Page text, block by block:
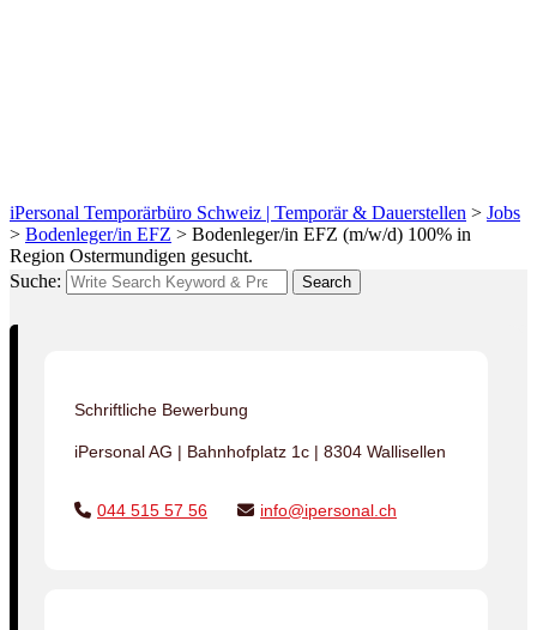
iPersonal Temporärbüro Schweiz | Temporär & Dauerstellen > Jobs
> Bodenleger/in EFZ > Bodenleger/in EFZ (m/w/d) 100% in
Region Ostermundigen gesucht.
Suche:
Search
Schriftliche Bewerbung
iPersonal AG | Bahnhofplatz 1c | 8304 Wallisellen
044 515 57 56 info@ipersonal.ch